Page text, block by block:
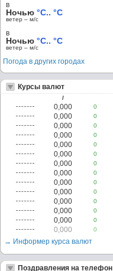
в
Ночью °C.. °C
ветер – м/c
в
Ночью °C.. °C
ветер – м/c
Погода в других городах
Курсы валют
/
0,000 0
0,000
0
0,000
0
0,000
0
0,000
0
0,000
0
0,000
0
0,000
0
0,000
0
0,000
0
0,000
0
0,000
0
0,000
0
0,000
0
→ Информер курса валют
Поздравления на телефон